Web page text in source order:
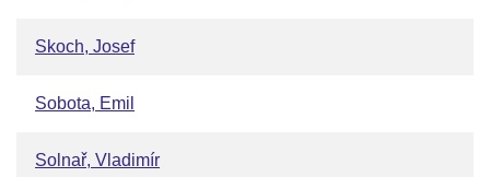
Skoch, Josef
Sobota, Emil
Solnař, Vladimír